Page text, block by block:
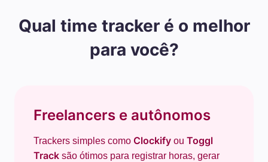
Qual time tracker é o melhor
para você?
Freelancers e autônomos
Trackers simples como Clockify ou Toggl
Track são ótimos para registrar horas, gerar